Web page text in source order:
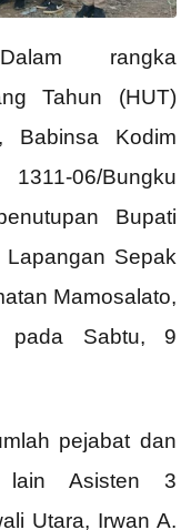
rangka
Tahun (HUT)
Babinsa Kodim
06/Bungku
Bupati
Sepak
Mamosalato,
pada Sabtu, 9
pejabat dan
lain Asisten 3
Utara, Irwan A.